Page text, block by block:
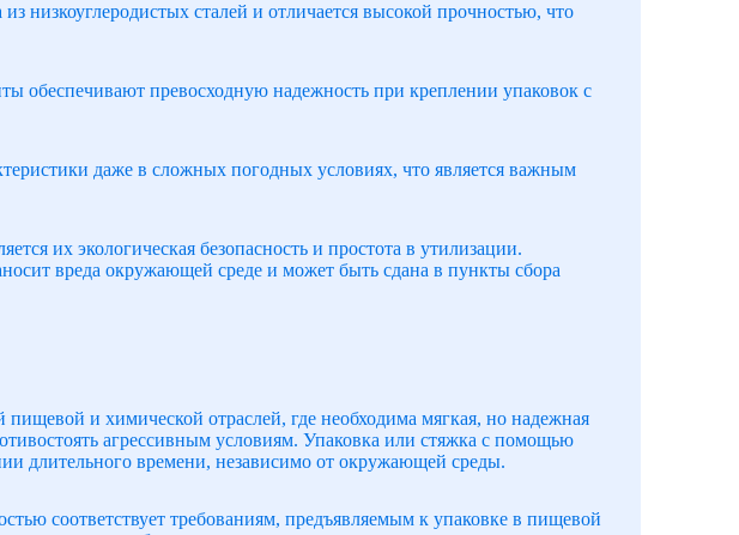
низкоуглеродистых сталей и отличается высокой прочностью, что
обеспечивают превосходную надежность при креплении упаковок с
даже в сложных погодных условиях, что является важным
их экологическая безопасность и простота в утилизации.
вреда окружающей среде и может быть сдана в пункты сбора
и химической отраслей, где необходима мягкая, но надежная
агрессивным условиям. Упаковка или стяжка с помощью
длительного времени, независимо от окружающей среды.
соответствует требованиям, предъявляемым к упаковке в пищевой